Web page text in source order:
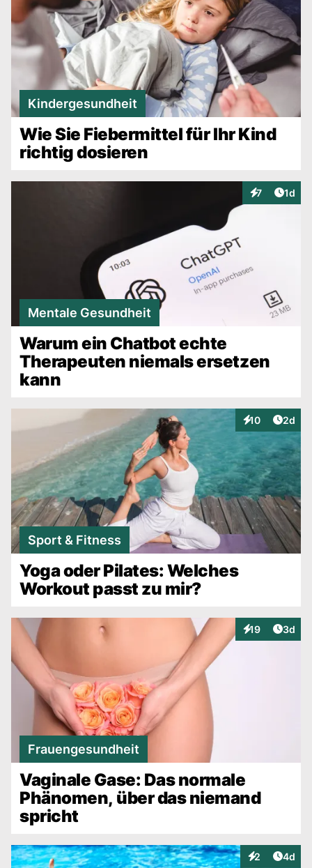
Kindergesundheit
Wie Sie Fiebermittel für Ihr Kind
richtig dosieren
7
Interaktionen
1d
Mentale Gesundheit
Warum ein Chatbot echte
Therapeuten niemals ersetzen
kann
10
Interaktionen
2d
Sport & Fitness
Yoga oder Pilates: Welches
Workout passt zu mir?
19
Interaktionen
3d
Frauengesundheit
Vaginale Gase: Das normale
Phänomen, über das niemand
spricht
2
Interaktionen
4d